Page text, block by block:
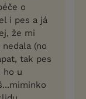
o
i pes a já
že mi
(no
tak pes
ho u